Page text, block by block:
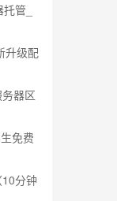
管_
升级配
器区
免费
分钟